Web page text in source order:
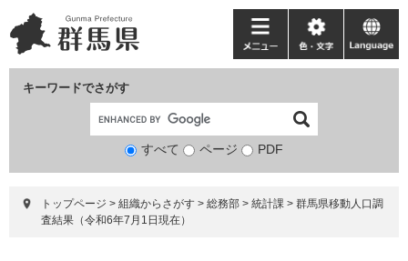
ー
ジ
ニ
ュ
て
キーワードでさがす
検
象
すべて ページ PDF
メ
ニ
ー
色・
文
language
トップページ > 組織からさがす > 総務部 > 統計課 > 群馬県移動人口調
査結果（令和6年7月1日現在）